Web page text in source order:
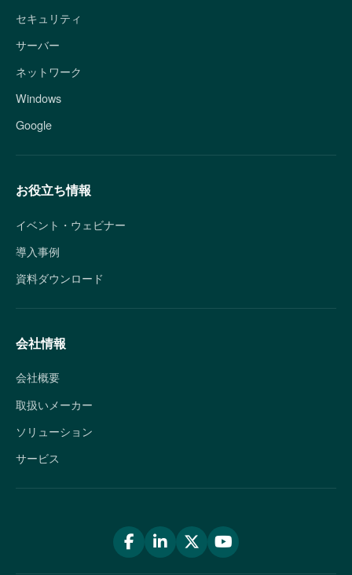
セキュリティ
サーバー
ネットワーク
Windows
Google
お役立ち情報
イベント・ウェビナー
導入事例
資料ダウンロード
会社情報
会社概要
取扱いメーカー
ソリューション
サービス